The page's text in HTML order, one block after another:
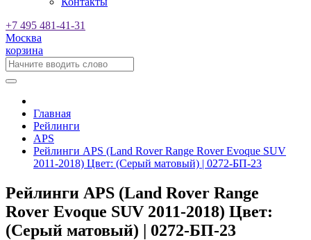
+7 495 481-41-31
Москва
корзина
Главная
Рейлинги
APS
Рейлинги APS (Land Rover Range Rover Evoque SUV
2011-2018) Цвет: (Серый матовый) | 0272-БП-23
Рейлинги APS (Land Rover Range
Rover Evoque SUV 2011-2018) Цвет:
(Серый матовый) | 0272-БП-23